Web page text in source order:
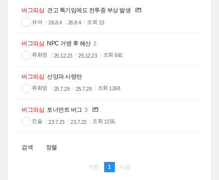
버그의심 견고 특기임에도 전투중 부상 발생
유여 26.8.4 26.8.4 조회 13
버그의심 NPC 거병 후 해산 2
류화영
25.12.23 25.12.23 조회691
버그의심 선양과 사령턴
류화영 25.7.29 25.7.29 조회 1268
버그의심 토너먼트 버그 3
진솔
23.7.23 23.7.23 조회 1155
검색 정렬
이전 1 다음